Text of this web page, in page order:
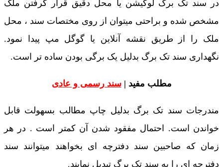
در سند تک برگ لوکیشن یا محل دقیق قرار گرفتن ملک
مشخص شده و براحتی میتوان از روی مختصات سند ، محل
ملک را از طریق نقشه آنلاین یا گوگل مپ پیدا نمود.
نگهداری سند تک برگ بدلیل یک برگی بودن ساده تر است.
مطلب مفید |سند رسمی و عادی
مندرجات سند تک برگ بدلیل چاپ مطالب بسهولت قابل
خواندن است. احتمال مفقود شدن آن کمتر است . در هر
زمان که صاحبین سند دفترچه ای بخواهند میتوانند سند
دفترچه ای را به سند تک برگ تبدیل نمایند.